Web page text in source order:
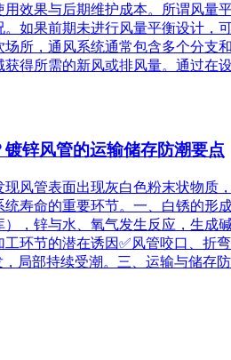
效果与后期维护成本。所谓风
如果前期未进行风量平衡设计
所，通风系统通常包含多个分
得所需的新风或排风量。通过
锌风管的运输储存防潮要点
风管表面出现灰白色粉末状物
寿命的重要环节。一、白锈的
，锌与水、氧气发生反应，生成
环节的潜在诱因✅风管咬口、
局部持续受潮。三、运输与储存